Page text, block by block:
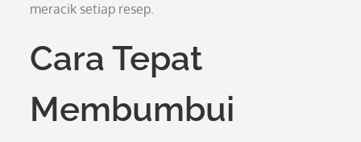
meracik setiap resep.
Cara Tepat
Membumbui